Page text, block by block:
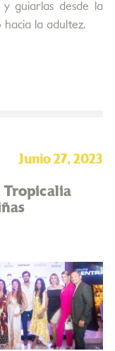
guiarlas desde la
hacia la adultez.
Junio 27, 2023